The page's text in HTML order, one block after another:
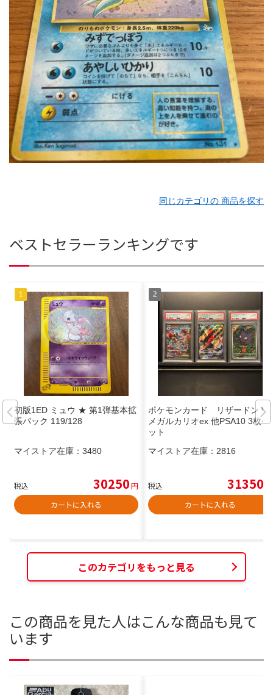
同じカテゴリの 商品を探す
ベストセラーランキングです
初版1ED ミュウ ★ 第1弾基本拡
張パック 119/128
マイストア在庫： 3480
税込 30250円
カートに入れる
ポケモンカード リザードン V
メガルカリオex 他PSA10 3枚セ
ット
マイストア在庫： 2816
税込 31350
カートに入れる
このカテゴリをもっと見る
この商品を見た人はこんな商品も見て
います